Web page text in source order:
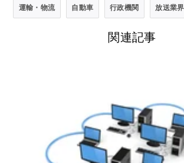
運輸・物流 自動車 行政機関 放送業界
関連記事